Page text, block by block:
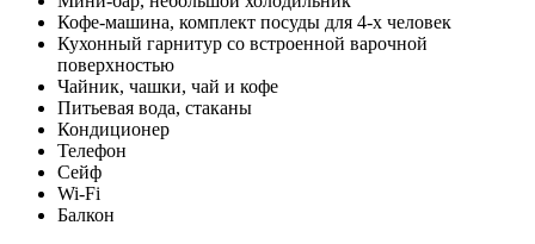
Кофе-машина, комплект посуды для 4-х человек
Кухонный гарнитур со встроенной варочной
поверхностью
Чайник, чашки, чай и кофе
Питьевая вода, стаканы
Кондиционер
Телефон
Сейф
Wi-Fi
Балкон